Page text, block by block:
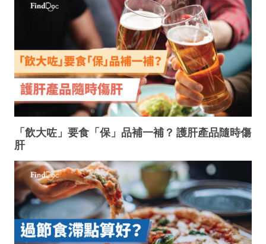
「飲大咗」要食「保」品補一補？ 護肝產品隨時傷
肝